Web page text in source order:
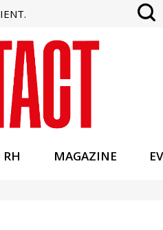
RH MAGAZINE